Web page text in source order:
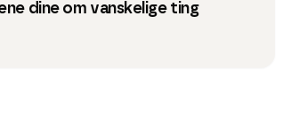
dine om vanskelige ting